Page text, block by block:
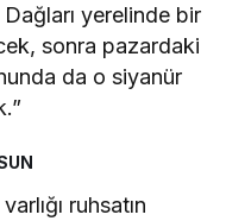
yerelinde bir
sonra pazardaki
da o siyanür
ruhsatın